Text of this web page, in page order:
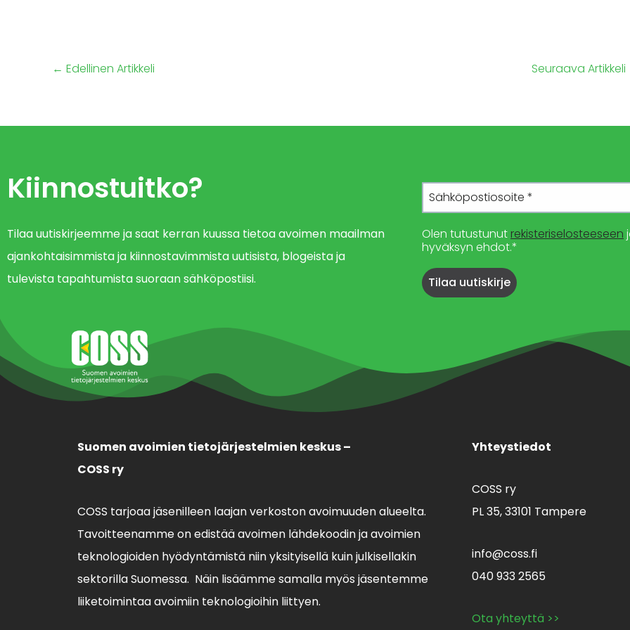
← Edellinen Artikkeli Seuraava Artikkeli
Kiinnostuitko?
Tilaa uutiskirjeemme ja saat kerran kuussa tietoa avoimen maailman
ajankohtaisimmista ja kiinnostavimmista uutisista, blogeista ja
tulevista tapahtumista suoraan sähköpostiisi.
Olen tutustunut rekisteriselosteeseen
hyväksyn ehdot.*
Suomen avoimien tietojärjestelmien keskus –
COSS ry
COSS tarjoaa jäsenilleen laajan verkoston avoimuuden alueelta.
Tavoitteenamme on edistää avoimen lähdekoodin ja avoimien
teknologioiden hyödyntämistä niin yksityisellä kuin julkisellakin
sektorilla Suomessa. Näin lisäämme samalla myös jäsentemme
liiketoimintaa avoimiin teknologioihin liittyen.
Yhteystiedot
COSS ry
PL 35,33101 Tampere
info@coss.fi
040 933 2565
Ota yhteyttä >>